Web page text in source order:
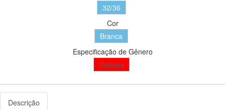
32/36
Cor
Branca
Especificação de Gênero
Unissex
Descrição